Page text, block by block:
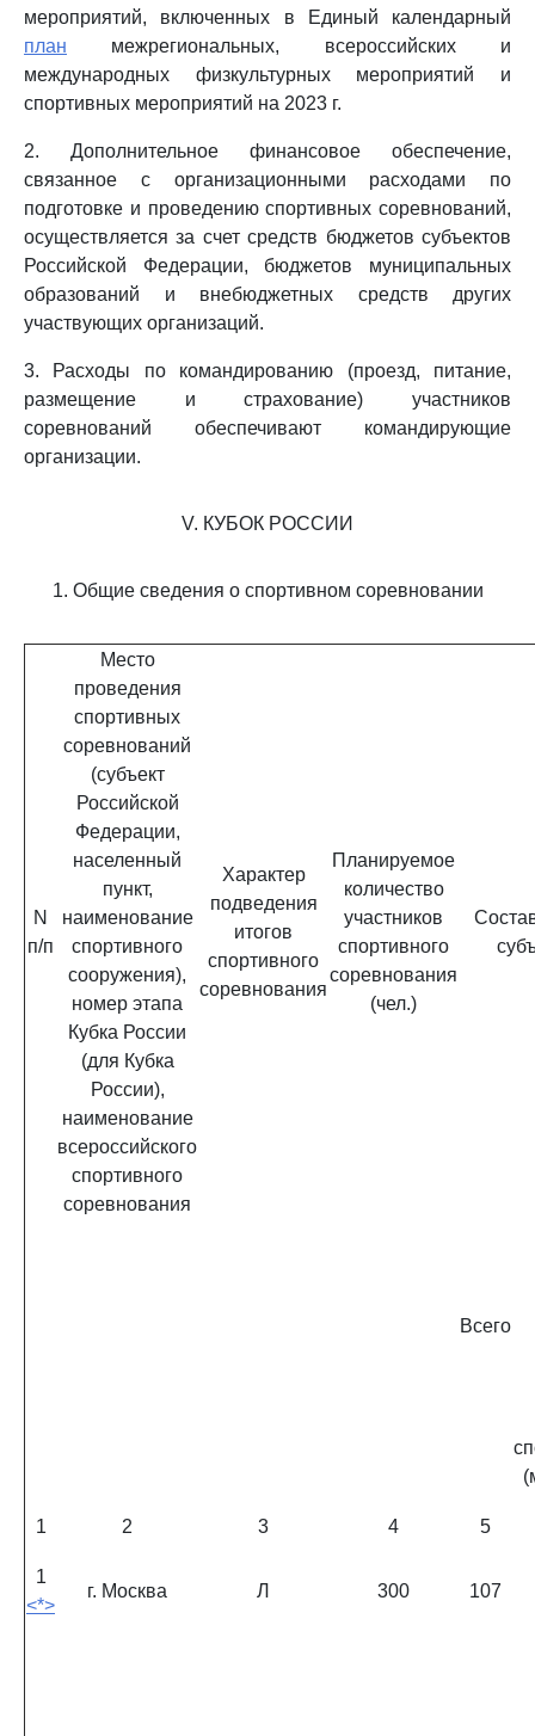
мероприятий, включенных в Единый календарный
план межрегиональных, всероссийских и
международных физкультурных мероприятий и
спортивных мероприятий на 2023 г.
2. Дополнительное финансовое обеспечение,
связанное с организационными расходами по
подготовке и проведению спортивных соревнований,
осуществляется за счет средств бюджетов субъектов
Российской Федерации, бюджетов муниципальных
образований и внебюджетных средств других
участвующих организаций.
3. Расходы по командированию (проезд, питание,
размещение и страхование) участников
соревнований обеспечивают командирующие
организации.
V. КУБОК РОССИИ
1. Общие сведения о спортивном соревновании
N
п/п
Место
проведения
спортивных
соревнований
(субъект
Российской
Федерации,
населенный
пункт,
наименование
спортивного
сооружения),
номер этапа
Кубка России
(для Кубка
России),
наименование
всероссийского
спортивного
соревнования
Характер
подведения
итогов
спортивного
соревнования
Планируемое
количество
участников
спортивного
соревнования
(чел.)
Всего
1 2 3 4 5
1
<*>
г. Москва Л 300 107